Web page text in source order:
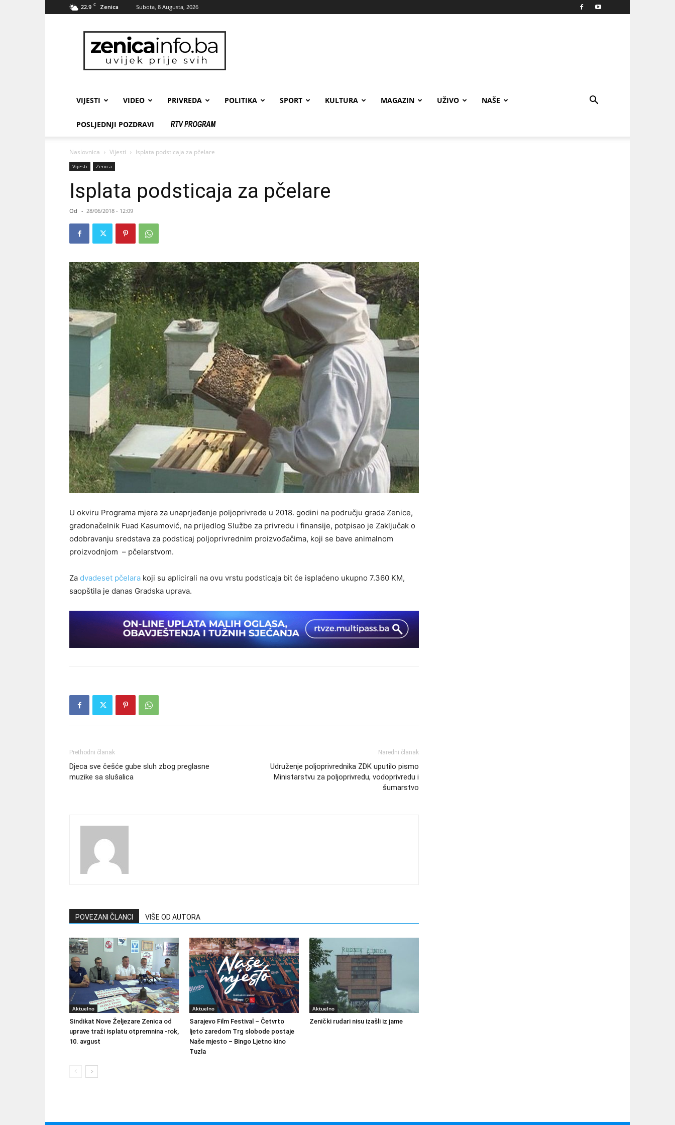
22.9 C Zenica Subota, 8 Augusta, 2026
zenicainfo.ba
VIJESTI VIDEO PRIVREDA POLITIKA SPORT KULTURA MAGAZIN UŽIVO NAŠE
POSLJEDNJI POZDRAVI
Naslovnica Vijesti Isplata podsticaja za pčelare
Vijesti Zenica
Isplata podsticaja za pčelare
Od - 28/06/2018 - 12:09
U okviru Programa mjera za unaprjeđenje poljoprivrede u 2018. godini na području grada Zenice,
gradonačelnik Fuad Kasumović, na prijedlog Službe za privredu i finansije, potpisao je Zaključak o
odobravanju sredstava za podsticaj poljoprivrednim proizvođačima, koji se bave animalnom
proizvodnjom – pčelarstvom.
Za dvadeset pčelara koji su aplicirali na ovu vrstu podsticaja bit će isplaćeno ukupno 7.360 KM,
saopštila je danas Gradska uprava.
Prethodni članak
Djeca sve češće gube sluh zbog preglasne
muzike sa slušalica
Naredni članak
Udruženje poljoprivrednika ZDK uputilo pismo
Ministarstvu za poljoprivredu, vodoprivredu i
šumarstvo
POVEZANI ČLANCI VIŠE OD AUTORA
Aktuelno
Sindikat Nove Željezare Zenica od
uprave traži isplatu otpremnina -rok,
10. avgust
Aktuelno
Sarajevo Film Festival – Četvrto
ljeto zaredom Trg slobode postaje
Naše mjesto – Bingo Ljetno kino
Tuzla
Aktuelno
Zenički rudari nisu izašli iz jame